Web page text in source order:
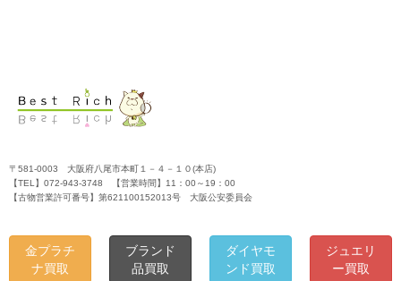
〒581-0003 大阪府八尾市本町１－４－１０(本店)
【TEL】072-943-3748 【営業時間】11：00～19：00
【古物営業許可番号】第621100152013号 大阪公安委員会
金プラチ
ナ買取
ブランド
品買取
ダイヤモ
ンド買取
ジュエリ
ー買取